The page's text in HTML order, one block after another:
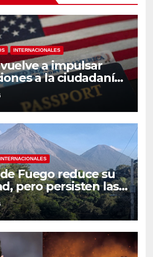
INTERNACIONALES
a impulsar
a la ciudadanía
INTERNACIONALES
Fuego reduce su
pero persisten las